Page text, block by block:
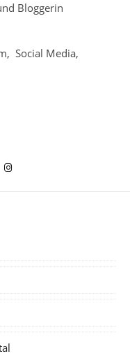
Bloggerin
Social Media,